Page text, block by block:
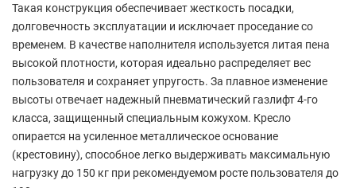
Такая конструкция обеспечивает жесткость посадки,
долговечность эксплуатации и исключает проседание со
временем. В качестве наполнителя используется литая пена
высокой плотности, которая идеально распределяет вес
пользователя и сохраняет упругость. За плавное изменение
высоты отвечает надежный пневматический газлифт 4-го
класса, защищенный специальным кожухом. Кресло
опирается на усиленное металлическое основание
(крестовину), способное легко выдерживать максимальную
нагрузку до 150 кг при рекомендуемом росте пользователя до